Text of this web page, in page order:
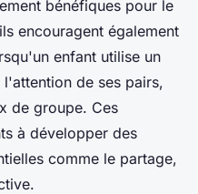
bénéfiques pour le
encouragent également
enfant utilise un
de ses pairs,
de groupe. Ces
à développer des
comme le partage,